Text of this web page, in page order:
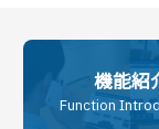
機能紹
Function